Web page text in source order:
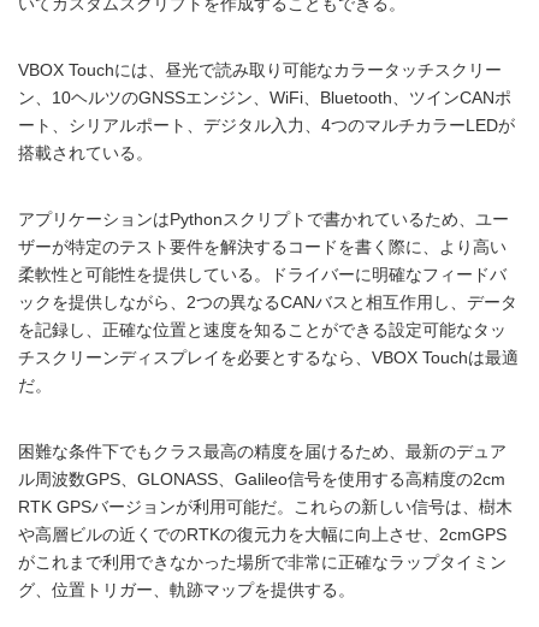
いてカスタムスクリプトを作成することもできる。
VBOX Touchには、昼光で読み取り可能なカラータッチスクリー
ン、10ヘルツのGNSSエンジン、WiFi、Bluetooth、ツインCANポ
ート、シリアルポート、デジタル入力、4つのマルチカラーLEDが
搭載されている。
アプリケーションはPythonスクリプトで書かれているため、ユー
ザーが特定のテスト要件を解決するコードを書く際に、より高い
柔軟性と可能性を提供している。ドライバーに明確なフィードバ
ックを提供しながら、2つの異なるCANバスと相互作用し、データ
を記録し、正確な位置と速度を知ることができる設定可能なタッ
チスクリーンディスプレイを必要とするなら、VBOX Touchは最適
だ。
困難な条件下でもクラス最高の精度を届けるため、最新のデュア
ル周波数GPS、GLONASS、Galileo信号を使用する高精度の2cm
RTK GPSバージョンが利用可能だ。これらの新しい信号は、樹木
や高層ビルの近くでのRTKの復元力を大幅に向上させ、2cmGPS
がこれまで利用できなかった場所で非常に正確なラップタイミン
グ、位置トリガー、軌跡マップを提供する。